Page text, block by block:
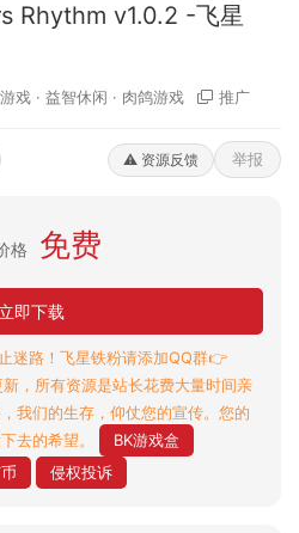
Rhythm v1.0.2 -飞星
戏 · 益智休闲 · 肉鸽游戏 推广
⚠️ 资源反馈 举报
格 免费
立即下载
迷路！飞星铁粉请添加QQ群👉
，所有资源是站长花费大量时间亲
我们的生存，仰仗您的宣传。您的
去的希望。
BK游戏盒
侵权投诉